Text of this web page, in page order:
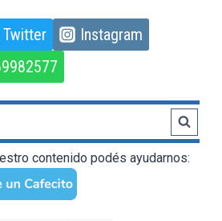
Twitter
Instagram
contenido podés ayudarnos: